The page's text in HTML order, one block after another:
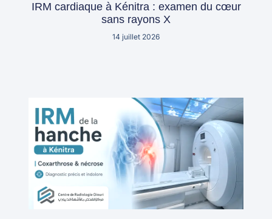
IRM cardiaque à Kénitra : examen du cœur
sans rayons X
14 juillet 2026